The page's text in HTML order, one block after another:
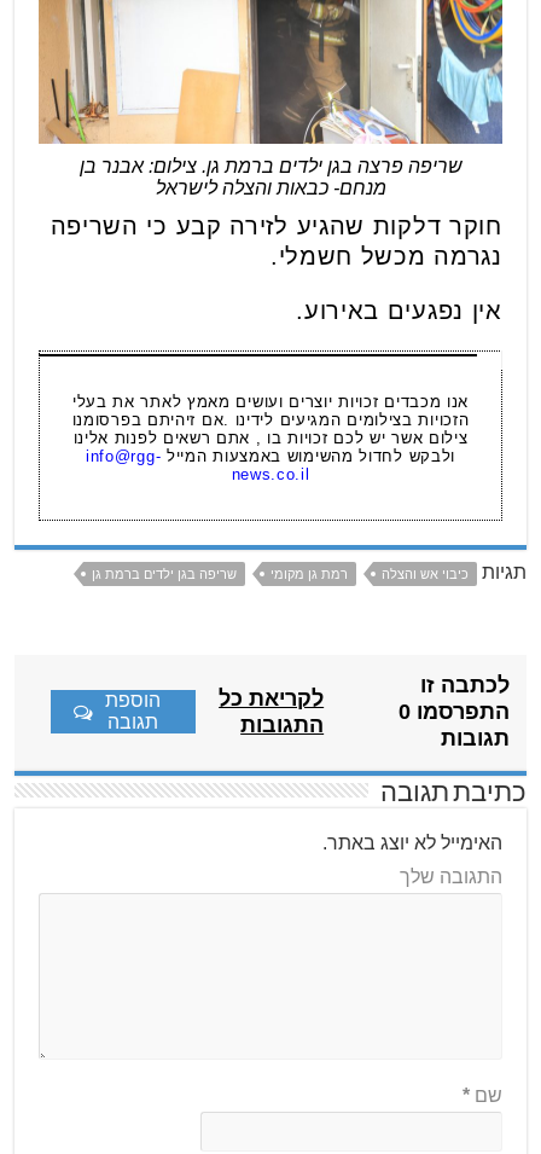
שריפה פרצה בגן ילדים ברמת גן. צילום: אבנר בן
מנחם- כבאות והצלה לישראל
חוקר דלקות שהגיע לזירה קבע כי השריפה
נגרמה מכשל חשמלי.
אין נפגעים באירוע.
אנו מכבדים זכויות יוצרים ועושים מאמץ לאתר את בעלי
הזכויות בצילומים המגיעים לידינו .אם זיהיתם בפרסומנו
צילום אשר יש לכם זכויות בו , אתם רשאים לפנות אלינו
ולבקש לחדול מהשימוש באמצעות המייל info@rgg-
news.co.il
תגיות כיבוי אש והצלה רמת גן מקומי שריפה בגן ילדים ברמת גן
לכתבה זו
התפרסמו 0
תגובות
לקריאת כל
התגובות
הוספת
תגובה
כתיבת תגובה
האימייל לא יוצג באתר.
התגובה שלך
שם*